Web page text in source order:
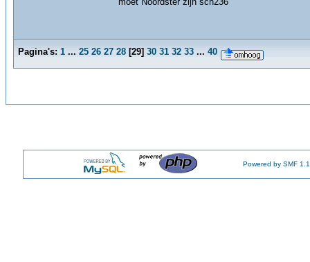
Pagina's: 1 ... 25 26 27 28 [29] 30 31 32 33 ... 40
Powered by SMF